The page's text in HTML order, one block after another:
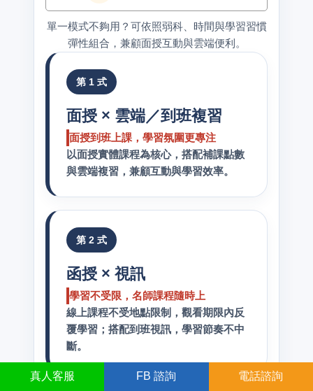
真人 客服 FB 諮詢 電話諮詢
單一模式不夠用？可依照弱科、時間與學習習慣
彈性組合，兼顧面授互動與雲端便利。
第 1 式
面授 × 雲端／到班複習
面授到班上課，學習氛圍更專注
以面授實體課程為核心，搭配補課點數
與雲端複習，兼顧互動與學習效率。
第 2 式
函授 × 視訊
學習不受限，名師課程隨時上
線上課程不受地點限制，觀看期限內反
覆學習；搭配到班視訊，學習節奏不中
斷。